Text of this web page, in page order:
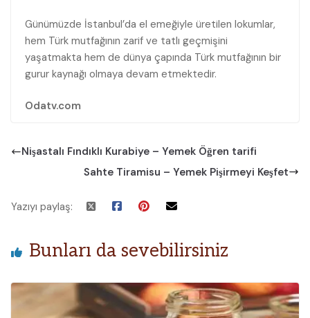
Günümüzde İstanbul’da el emeğiyle üretilen lokumlar,
hem Türk mutfağının zarif ve tatlı geçmişini
yaşatmakta hem de dünya çapında Türk mutfağının bir
gurur kaynağı olmaya devam etmektedir.
Odatv.com
Nişastalı Fındıklı Kurabiye – Yemek Öğren tarifi
Sahte Tiramisu – Yemek Pişirmeyi Keşfet
Yazıyı paylaş:
Bunları da sevebilirsiniz